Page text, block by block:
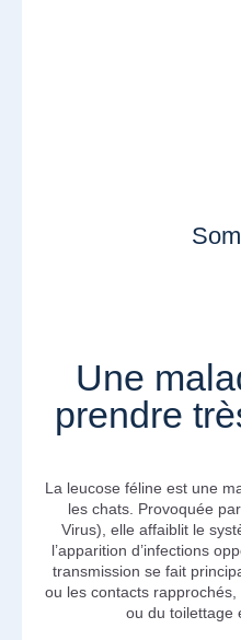
Une
prendre
La leucose féline est une
les chats. Provoquée
Virus), elle affaiblit le
l’apparition d’infections
transmission se fait
ou les contacts
ou du toilettage